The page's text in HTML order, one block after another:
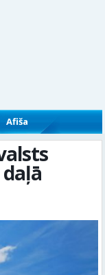
Afiša